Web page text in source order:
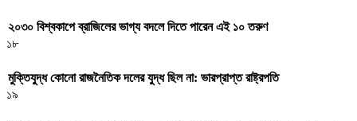
২০৩০ বিশ্বকাপে ব্রাজিলের ভাগ্য বদলে দিতে পারেন এই ১০ তরুণ
১৮
মুক্তিযুদ্ধ কোনো রাজনৈতিক দলের যুদ্ধ ছিল না: ভারপ্রাপ্ত রাষ্ট্রপতি
১৯